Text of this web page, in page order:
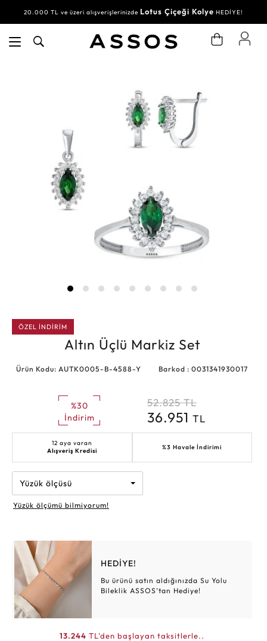
20.000 TL ve üzeri alışverişlerinizde Lotus Çiçeği Kolye HEDİYE!
ÖZEL İNDİRİM
Altın Üçlü Markiz Set
Ürün Kodu: AUTK0005-B-4588-Y Barkod : 0031341930017
%30
İndirim
52.825 TL
36.951 TL
12 aya varan
Alışveriş Kredisi
%3 Havale İndirimi
Yüzük ölçüsü
Yüzük ölçümü bilmiyorum!
HEDİYE!
Bu ürünü satın aldığınızda Su Yolu
Bileklik ASSOS’tan Hediye!
13.244 TL'den başlayan taksitlerle..